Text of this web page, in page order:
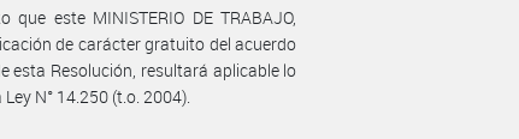
que este MINISTERIO DE TRABAJO,
de carácter gratuito del acuerdo
esta Resolución, resultará aplicable lo
N° 14.250 (t.o. 2004).